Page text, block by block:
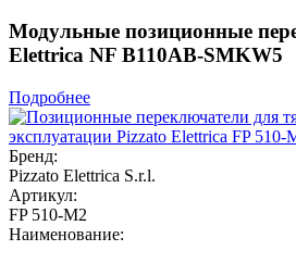
Модульные позиционные
Elettrica NF B110AB-SMKW5
Подробнее
Бренд:
Pizzato Elettrica S.r.l.
Артикул:
FP 510-M2
Наименование: